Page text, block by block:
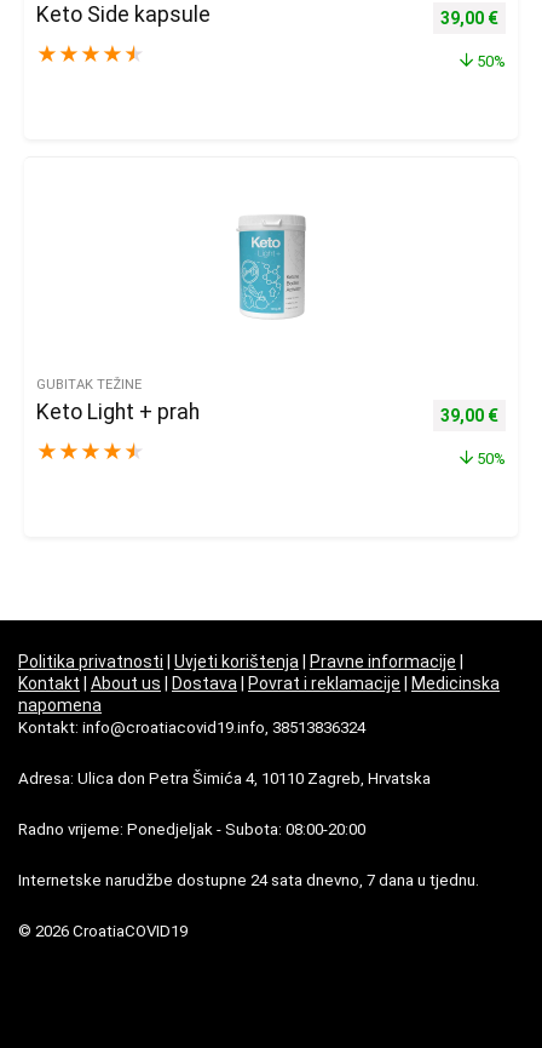
Keto Side kapsule
★ ★ ★ ★ ★
Izvorna
39,00 €
50%
GUBITAK TEŽINE
Keto Light + prah
★ ★ ★ ★ ★
Izvorna
39,00 €
50%
Politika privatnosti | Uvjeti korištenja | Pravne informacije |
Kontakt | About us | Dostava | Povrat i reklamacije | Medicinska
napomena
Kontakt: info@croatiacovid19.info, 38513836324
Adresa: Ulica don Petra Šimića 4, 10110 Zagreb, Hrvatska
Radno vrijeme: Ponedjeljak - Subota: 08:00-20:00
Internetske narudžbe dostupne 24 sata dnevno, 7 dana u tjednu.
© 2026 CroatiaCOVID19